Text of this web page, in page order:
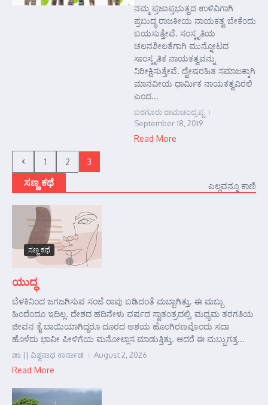
ನಮ್ಮ ಪ್ರಜಾಪ್ರಭುತ್ವದ ಉಳಿವಿಗಾಗಿ
ಪ್ರಬುದ್ಧ ರಾಜಕೀಯ ನಾಯಕತ್ವ ಬೇಕೆಂದು
ಬಯಸುತ್ತೇವೆ. ಸಂಸ್ಕೃತಿಯ
ಚಲನಶೀಲತೆಗಾಗಿ ಮುನ್ನೋಟದ
ಸಾಂಸ್ಕೃತಿಕ ನಾಯಕತ್ವವನ್ನು
ನಿರೀಕ್ಷಿಸುತ್ತೇವೆ. ದ್ವೇಷರಹಿತ ಸಮಾಜಕ್ಕಾಗಿ
ಮಾನವೀಯ ಧಾರ್ಮಿಕ ನಾಯಕತ್ವವಿರಲಿ
ಎಂದ...
ಬರಗೂರು ರಾಮಚಂದ್ರಪ್ಪ
September 18, 2019
Read More
1 2 3
ಸಣ್ಣ ಕಥೆ ಎಲ್ಲವನ್ನೂ ಕಾಣಿ
ಸಣ್ಣ ಕಥೆ
ಯುದ್ಧ
ಬೆಳಕಿನಿಂದ ಜಗಜಗಿಸುವ ಸಂಜೆ ರಾವು ಬಡಿದಂತೆ ಮಬ್ಬಾಗಿತ್ತು. ಈ ಮಬ್ಬು
ಹಿಂದೆಂದೂ ಇದಿಲ್ಲ. ದೇಶದ ಹದಿನೇಳು ವರ್ಷದ ಸ್ವಾತಂತ್ರದಲ್ಲಿ, ಮಧ್ಯಮ ತರಗತಿಯ
ಜೀವನ ಕೈ ಬಾಯಿಯಾಗಿದ್ದರೂ ದೂರದ ಆಶಯ ಹೊಂಗಿರಣವೊಂದು ಸದಾ
ಹೊಳೆದು ಭಾವೀ ಪೀಳಿಗೆಯ ಮನೋಲ್ಲಾಸ ಮಾಡುತ್ತಿತ್ತು. ಆದರೆ ಈ ಮಬ್ಬುಗತ್ತ...
ಡಾ || ವಿಶ್ವನಾಥ ಕಾರ್ನಾಡ August 2, 2026
Read More